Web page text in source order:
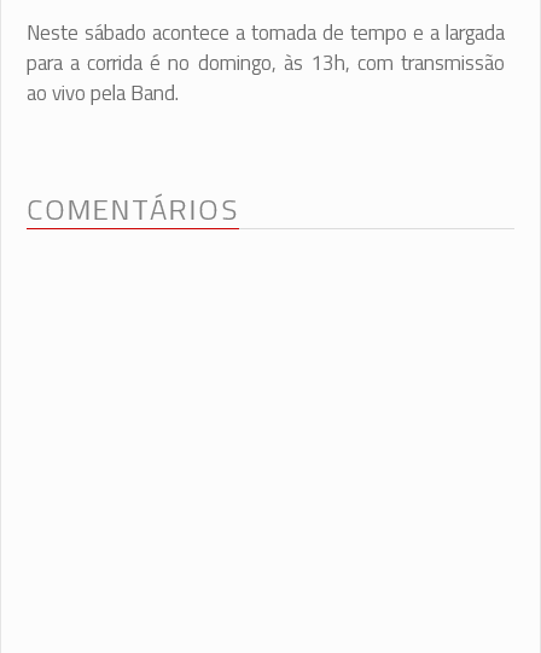
Neste sábado acontece a tomada de tempo e a largada
para a corrida é no domingo, às 13h, com transmissão
ao vivo pela Band.
COMENTÁRIOS